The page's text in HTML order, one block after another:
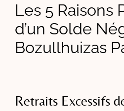
Les 5 Raisons
d’un Solde
Bozullhuizas
Retraits Excessifs